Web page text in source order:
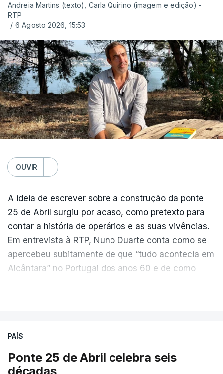
Andreia Martins (texto), Carla Quirino (imagem e edição) -
RTP
/ 6 Agosto 2026, 15:53
OUVIR
A ideia de escrever sobre a construção da ponte
25 de Abril surgiu por acaso, como pretexto para
contar a história de operários e as suas vivências.
Em entrevista à RTP, Nuno Duarte conta como se
apercebeu subitamente de que “tudo acontecia em
Alcântara” no Portugal dos anos 60 e de como
forma inesperada, através da literatura.
Em “Pés de Barro”,
PAÍS
Ponte 25 de Abril celebra seis
décadas